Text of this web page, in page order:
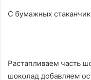
С бумажных
Растапливаем часть
шоколад добавляем